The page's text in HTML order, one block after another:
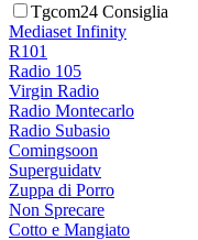
Tgcom24 Consiglia
Mediaset Infinity
R101
Radio 105
Virgin Radio
Radio Montecarlo
Radio Subasio
Comingsoon
Superguidatv
Zuppa di Porro
Non Sprecare
Cotto e Mangiato